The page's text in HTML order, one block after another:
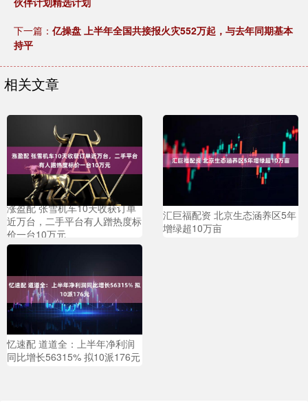
下一篇： 亿操盘 上半年全国共接报火灾552万起，与去年同期基本
持平
相关文章
涨盈配 张雪机车10天收获订单
近万台，二手平台有人蹭热度标
价一台10万元
汇巨福配资 北京生态涵养区5年
增绿超10万亩
忆速配 道道全：上半年净利润
同比增长56315% 拟10派176元